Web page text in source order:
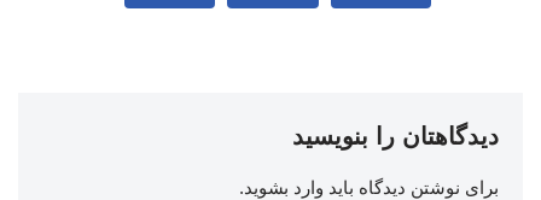
دیدگاهتان را بنویسید
برای نوشتن دیدگاه باید وارد بشوید.